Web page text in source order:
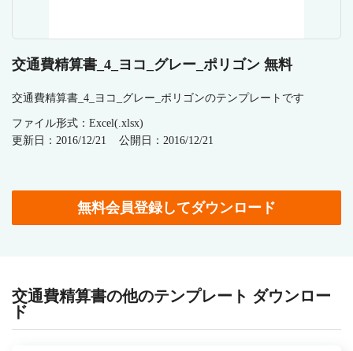
交通費精算書_4_ヨコ_グレー_ポリゴン 無料
交通費精算書_4_ヨコ_グレー_ポリゴンのテンプレートです
ファイル形式：Excel(.xlsx)
更新日：2016/12/21
公開日：2016/12/21
無料会員登録してダウンロード
交通費精算書の他のテンプレート ダウンロー
ド